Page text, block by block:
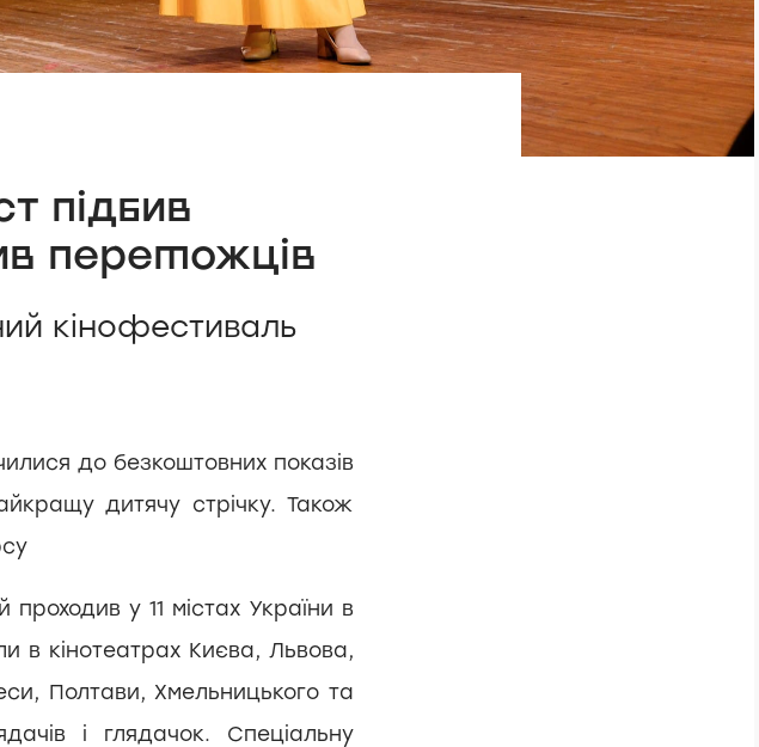
підбив
переможців
кінофестиваль
до безкоштовних показів
дитячу стрічку. Також
у 11 містах України в
в кінотеатрах Києва, Львова,
Полтави, Хмельницького та
і глядачок. Спеціальну